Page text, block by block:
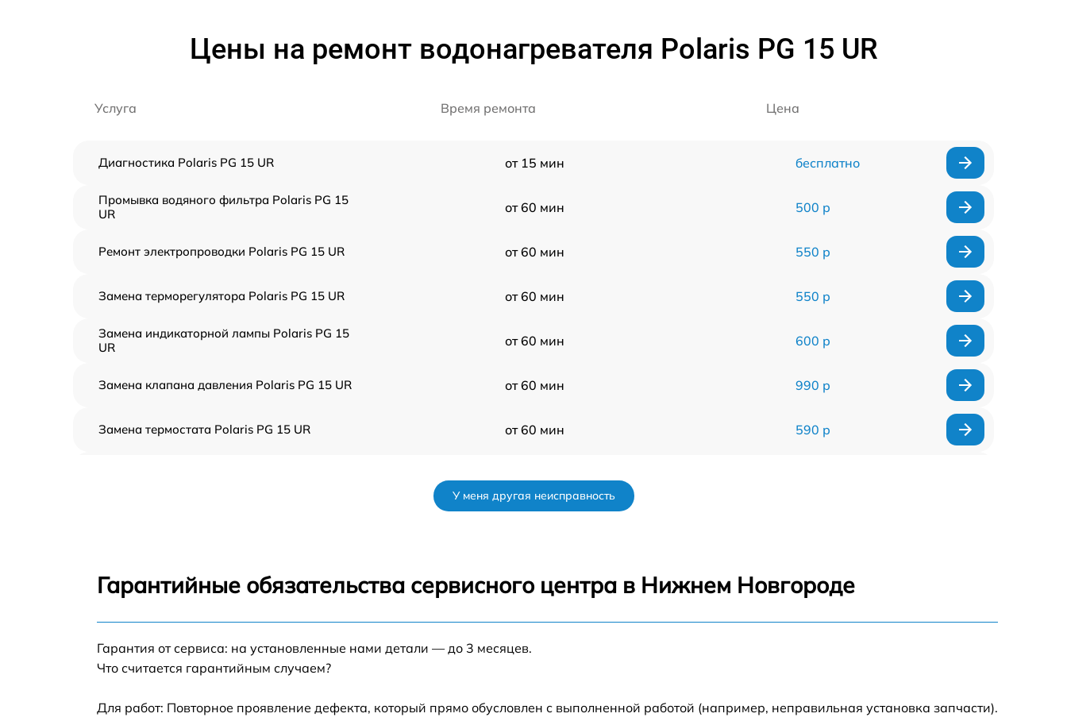
Цены на ремонт водонагревателя Polaris PG 15 UR
Услуга Время ремонта Цена
Диагностика Polaris PG 15 UR от 15 мин бесплатно
Промывка водяного фильтра Polaris PG 15
UR
от 60 мин 500 р
Ремонт электропроводки Polaris PG 15 UR от 60 мин 550 р
Замена терморегулятора Polaris PG 15 UR от 60 мин 550 р
Замена индикаторной лампы Polaris PG 15
UR
от 60 мин 600 р
Замена клапана давления Polaris PG 15 UR от 60 мин 990 р
Замена термостата Polaris PG 15 UR от 60 мин 590 р
Ремонт/замена датчика температуры Polaris
Замена прокладки Polaris PG 15 UR от 60 мин
У меня другая неисправность
Гарантийные обязательства сервисного центра в Нижнем Новгороде
Гарантия от сервиса: на установленные нами детали — до 3 месяцев.
Что считается гарантийным случаем?
Для работ: Повторное проявление дефекта, который прямо обусловлен с выполненной работой (например, неправильная установка запчасти).